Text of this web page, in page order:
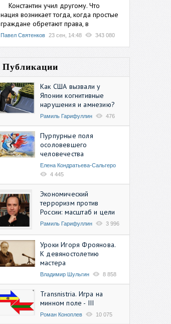
Константин учил другому. Что
нация возникает тогда, когда простые
граждане обретают права, в
Павел Святенков 23 сен, 14:48 343 080
Публикации
Как США вызвали у
Японии когнитивные
нарушения и амнезию?
Рамиль Гарифуллин 476
Пурпурные поля
осоловевшего
человечества
Елена Кондратьева-Сальгеро
4 445
Экономический
терроризм против
России: масштаб и цели
Рамиль Гарифуллин 3 996
Уроки Игоря Фроянова.
К девяностолетию
мастера
Владимир Шульгин 8 858
Transnistria. Игра на
минном поле - III
Роман Коноплев 10 075